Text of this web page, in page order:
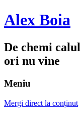
Alex Boia
De chemi
ori nu vine
Meniu
Mergi direct la conținut